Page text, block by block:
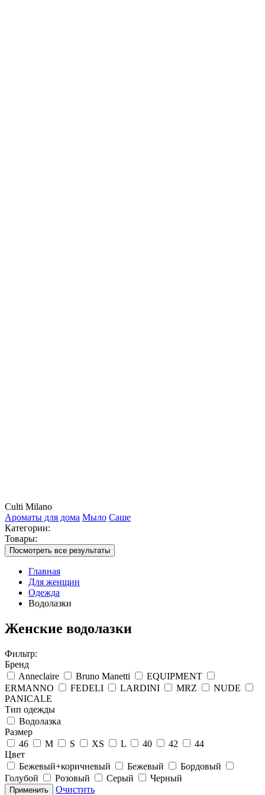
Culti Milano
Ароматы для дома Мыло Саше
Категории:
Товары:
Посмотреть все результаты
Главная
Для женщин
Одежда
Водолазки
Женские водолазки
Фильтр:
Бренд
Anneclaire
Bruno Manetti
EQUIPMENT
ERMANNO
FEDELI LARDINI MRZ
NUDE
PANICALE
Тип одежды
Водолазка
Размер
46
M S XS L 40 42
44
Цвет
Бежевый+коричневый
Бежевый
Бордовый
Голубой
Розовый Серый Черный
Применить
Очистить